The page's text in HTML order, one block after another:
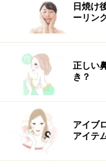
さあ！ この動きを
率的に動かすために
がらピラティスエク
シーテッド・
1.脚を前に伸ばして
日焼け
ーリン
正しい
き？
アイブ
アイテ